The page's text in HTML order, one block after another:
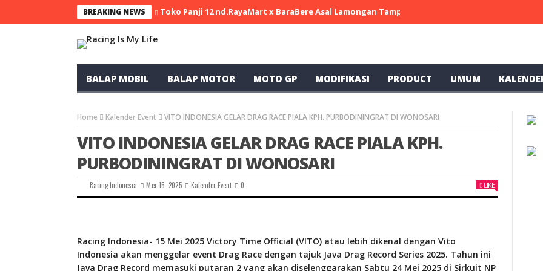
BREAKING NEWS Toko Panji 12 nd.RayaMart x BaraBere Asal Lamongan Tampil Kompetitif, Raih Tiga Podium di
BALAP MOBIL BALAP MOTOR MOTO GP MODIFIKASI PRODUCT UMUM
Home Kalender Event VITO INDONESIA GELAR DRAG RACE PIALA KPH. PURBODININGRAT DI WONOSARI
VITO INDONESIA GELAR DRAG RACE PIALA KPH.
PURBODININGRAT DI WONOSARI
Racing Indonesia Mei 15, 2025 Kalender Event 0 LIKE
Racing Indonesia- 15 Mei 2025 Victory Time Official (VITO) atau lebih dikenal dengan Vito
Indonesia akan menggelar event Drag Race dengan tajuk Java Drag Record Series 2025. Tahun ini
Java Drag Record memasuki putaran 2 yang akan diselenggarakan Sabtu 24 Mei 2025 di Sirkuit NP